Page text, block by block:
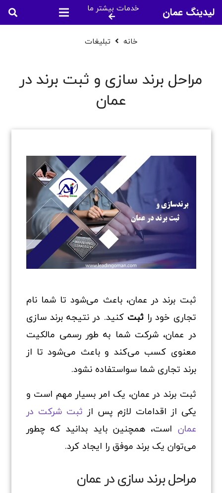
لیدینگ عمان خدمات بیشتر ما
خانه تبلیغات
مراحل برند سازی و ثبت برند در
عمان
ثبت برند در عمان، باعث می‌شود تا شما نام
تجاری خود راثبتکنید. در نتیجه برند سازی
در عمان، شرکت شما به طور رسمی مالکیت
معنوی کسب می‌کند و باعث می‌شود تا از
برند تجاری شما سواستفاده نشود.
ثبت برند در عمان، یک امر بسیار مهم است و
یکی از اقدامات لازم پس از ثبت شرکت در
عمان است، همچنین باید بدانید که چطور
می‌توان یک برند موفق را ایجاد کرد.
مراحل برند سازی در عمان